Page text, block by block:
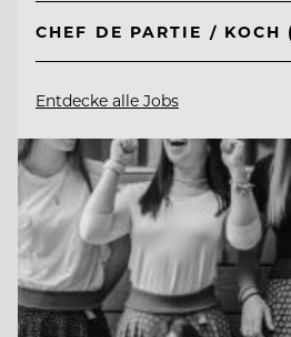
CHEF DE PARTIE / KOCH
Entdecke alle Jobs